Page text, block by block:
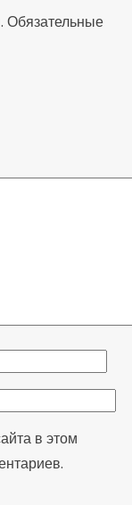
Обязательные
в этом